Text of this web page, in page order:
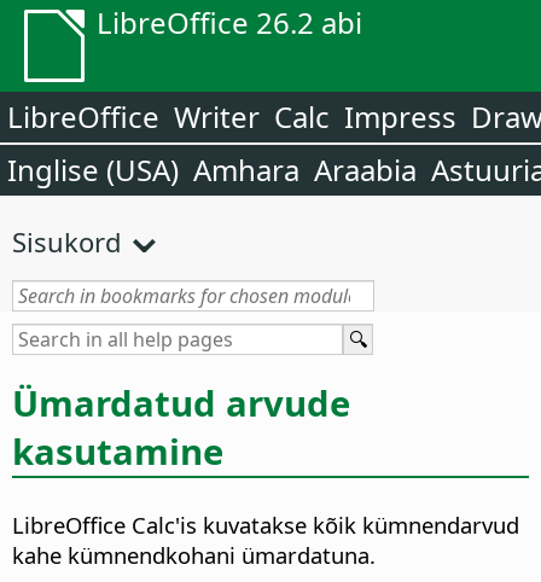
LibreOffice 26.2 abi
LibreOffice Writer Calc Impress
Inglise (USA) Amhara Araabia
Sisukord
Ümardatud arvude
kasutamine
LibreOffice Calc'is kuvatakse kõik kümnendarvud
kahe kümnendkohani ümardatuna.